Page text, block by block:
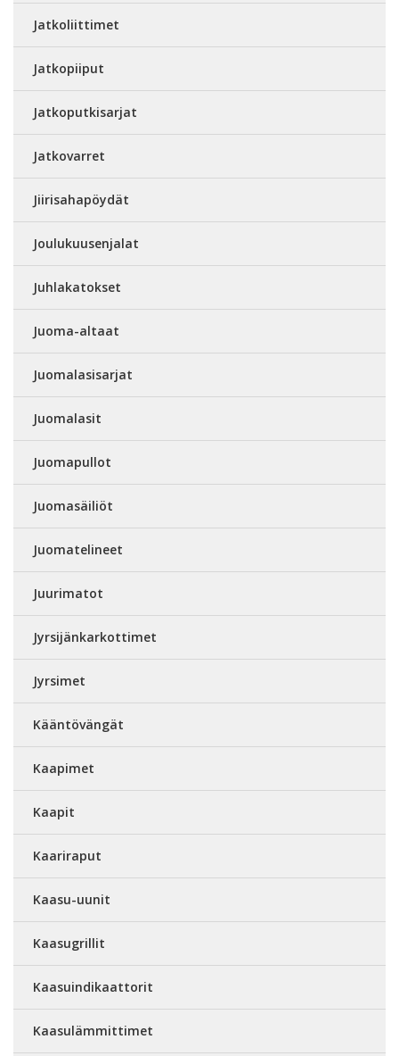
Jatkoliittimet
Jatkopiiput
Jatkoputkisarjat
Jatkovarret
Jiirisahapöydät
Joulukuusenjalat
Juhlakatokset
Juoma-altaat
Juomalasisarjat
Juomalasit
Juomapullot
Juomasäiliöt
Juomatelineet
Juurimatot
Jyrsijänkarkottimet
Jyrsimet
Kääntövängät
Kaapimet
Kaapit
Kaariraput
Kaasu-uunit
Kaasugrillit
Kaasuindikaattorit
Kaasulämmittimet